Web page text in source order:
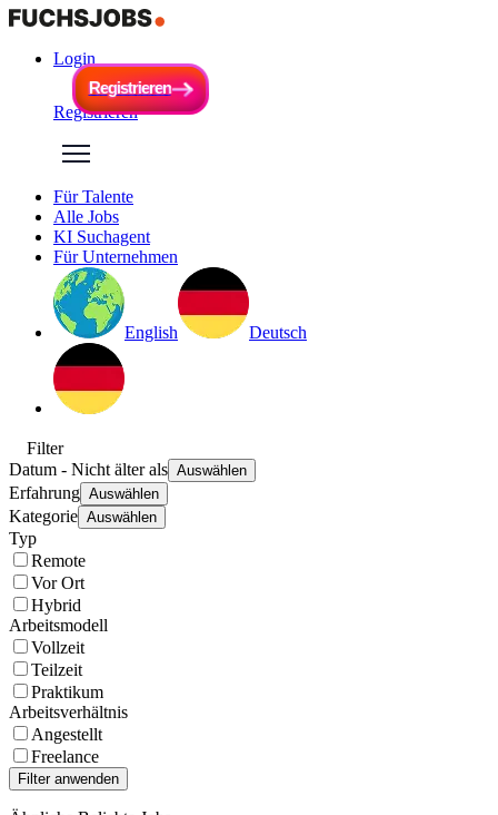
Login
Registrieren
Registrieren
Registrieren
Für Talente
Alle Jobs
KI Suchagent
Für Unternehmen
English Deutsch
Filter
Datum - Nicht älter als Auswählen
Erfahrung Auswählen
Kategorie Auswählen
Typ
Remote
Vor Ort
Hybrid
Arbeitsmodell
Vollzeit
Teilzeit
Praktikum
Arbeitsverhältnis
Angestellt
Freelance